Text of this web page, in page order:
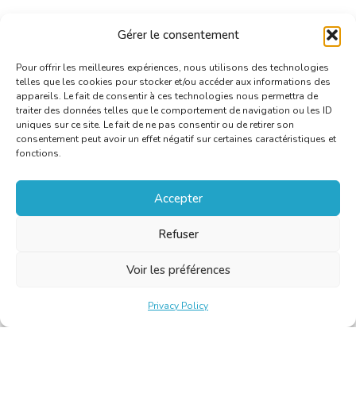
Gérer le consentement
Pour offrir les meilleures expériences, nous utilisons des technologies
telles que les cookies pour stocker et/ou accéder aux informations des
appareils. Le fait de consentir à ces technologies nous permettra de
traiter des données telles que le comportement de navigation ou les ID
uniques sur ce site. Le fait de ne pas consentir ou de retirer son
consentement peut avoir un effet négatif sur certaines caractéristiques et
fonctions.
Accepter
Refuser
Voir les préférences
Privacy Policy